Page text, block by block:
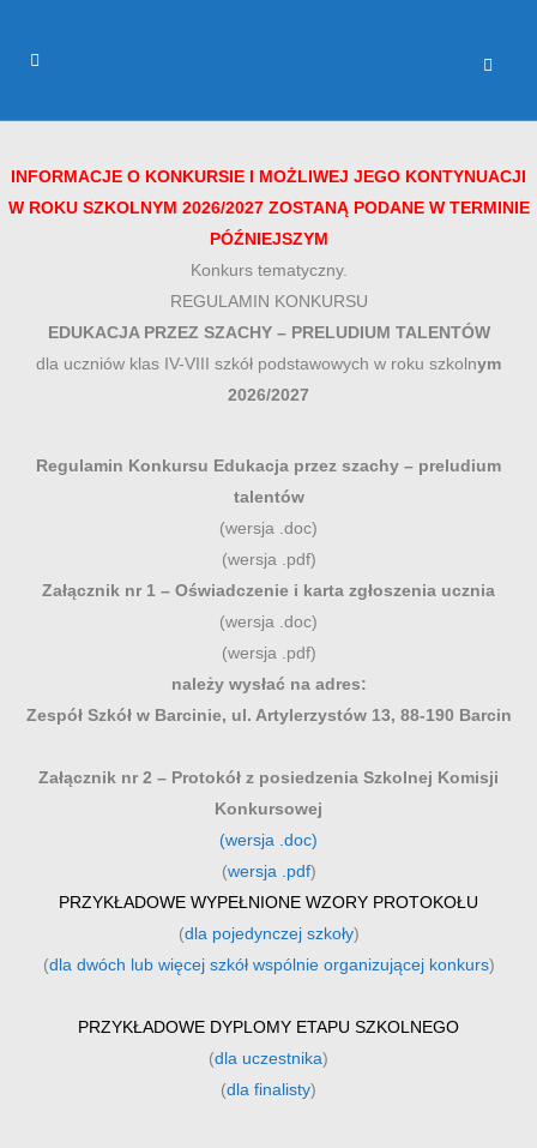
INFORMACJE O KONKURSIE I MOŻLIWEJ JEGO KONTYNUACJI
W ROKU SZKOLNYM 2026/2027 ZOSTANĄ PODANE W TERMINIE
PÓŹNIEJSZYM
Konkurs tematyczny.
REGULAMIN KONKURSU
EDUKACJA PRZEZ SZACHY – PRELUDIUM TALENTÓW
dla uczniów klas IV-VIII szkół podstawowych w roku szkolnym
2026/2027
Regulamin Konkursu Edukacja przez szachy – preludium
talentów
(wersja .doc)
(wersja .pdf)
Załącznik nr 1 – Oświadczenie i karta zgłoszenia ucznia
(wersja .doc)
(wersja .pdf)
należy wysłać na adres:
Zespół Szkół w Barcinie, ul. Artylerzystów 13, 88-190 Barcin
Załącznik nr 2 – Protokół z posiedzenia Szkolnej Komisji
Konkursowej
(wersja .doc)
(wersja .pdf)
PRZYKŁADOWE WYPEŁNIONE WZORY PROTOKOŁU
(dla pojedynczej szkoły)
(dla dwóch lub więcej szkół wspólnie organizującej konkurs)
PRZYKŁADOWE DYPLOMY ETAPU SZKOLNEGO
(dla uczestnika)
(dla finalisty)